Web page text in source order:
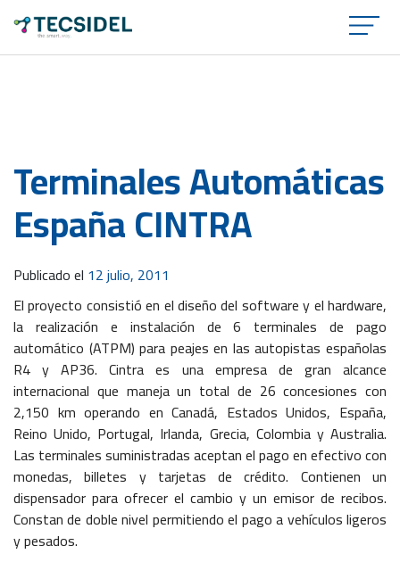
×
Terminales Automáticas
España CINTRA
Publicado el 12 julio, 2011
El proyecto consistió en el diseño del software y el hardware,
la realización e instalación de 6 terminales de pago
automático (ATPM) para peajes en las autopistas españolas
R4 y AP36. Cintra es una empresa de gran alcance
internacional que maneja un total de 26 concesiones con
2,150 km operando en Canadá, Estados Unidos, España,
Reino Unido, Portugal, Irlanda, Grecia, Colombia y Australia.
Las terminales suministradas aceptan el pago en efectivo con
monedas, billetes y tarjetas de crédito. Contienen un
dispensador para ofrecer el cambio y un emisor de recibos.
Constan de doble nivel permitiendo el pago a vehículos ligeros
y pesados.